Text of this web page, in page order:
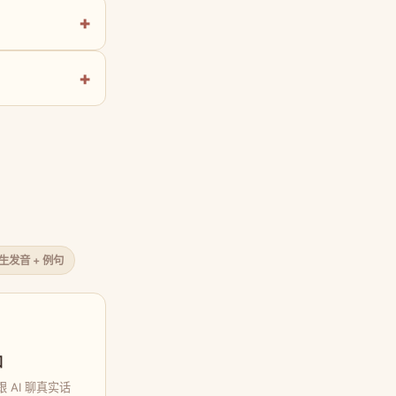
发音 + 例句
AI 聊真实话